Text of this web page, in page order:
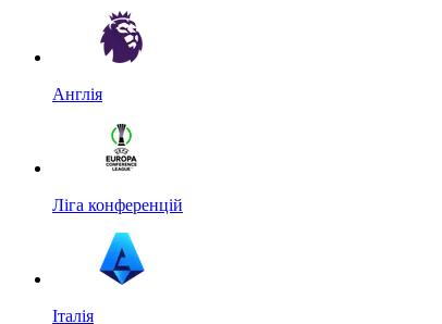
Англія
Ліга конференцій
Італія